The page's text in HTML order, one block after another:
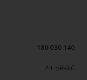
180 030 140
24 měsíců